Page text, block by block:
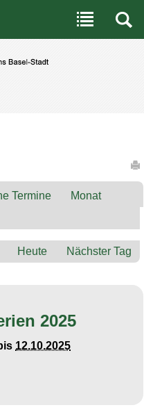
Termine
Monat
Heute Nächster Tag
2025
12.10.2025